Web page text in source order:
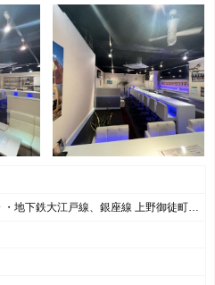
・JR上野駅 徒歩4分 ・JR御徒町駅 徒歩3分 ・地下鉄大江戸線、銀座線 上野御徒町駅 徒歩1分 ・地下鉄日比谷線 仲御徒町駅 徒歩3分